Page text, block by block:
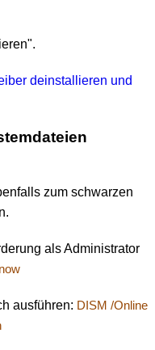
deinstallieren und
zum schwarzen
als Administrator
ausführen: DISM /Online